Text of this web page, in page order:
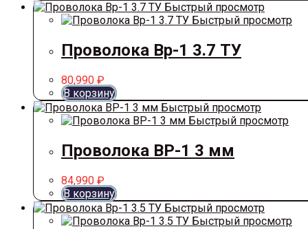
Быстрый просмотр
Быстрый просмотр
Проволока Вр-1 3.7 ТУ
80,990 ₽
В корзину
Быстрый просмотр
Быстрый просмотр
Проволока ВР-1 3 мм
84,990 ₽
В корзину
Быстрый просмотр
Быстрый просмотр